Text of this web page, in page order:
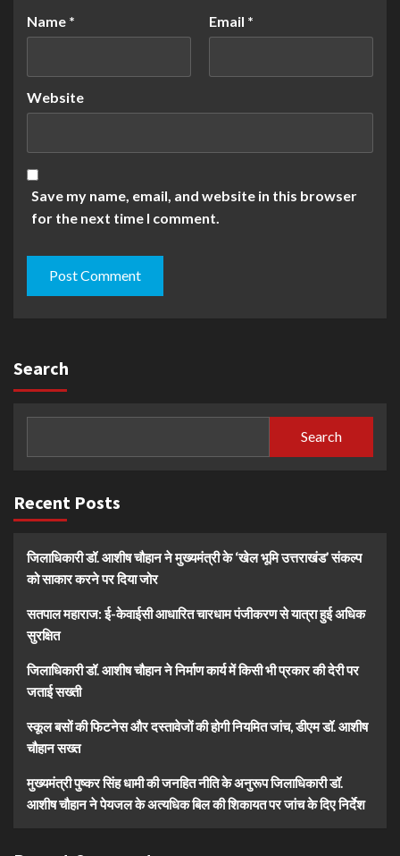
Name * Email *
Website
Save my name, email, and website in this browser
for the next time I comment.
Search
Search
Recent Posts
जिलाधिकारी डॉ. आशीष चौहान ने मुख्यमंत्री के ‘खेल भूमि उत्तराखंड’ संकल्प
को साकार करने पर दिया जोर
सतपाल महाराज: ई-केवाईसी आधारित चारधाम पंजीकरण से यात्रा हुई अधिक
सुरक्षित
जिलाधिकारी डॉ. आशीष चौहान ने निर्माण कार्य में किसी भी प्रकार की देरी पर
जताई सख्ती
स्कूल बसों की फिटनेस और दस्तावेजों की होगी नियमित जांच, डीएम डॉ. आशीष
चौहान सख्त
मुख्यमंत्री पुष्कर सिंह धामी की जनहित नीति के अनुरूप जिलाधिकारी डॉ.
आशीष चौहान ने पेयजल के अत्यधिक बिल की शिकायत पर जांच के दिए निर्देश